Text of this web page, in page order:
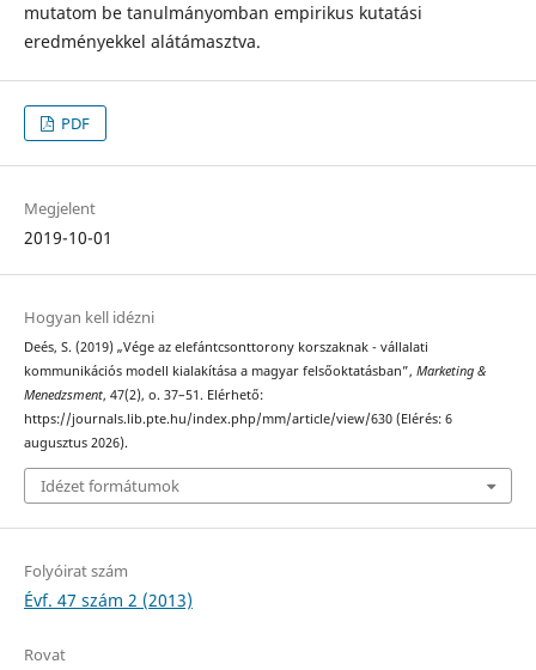
mutatom be tanulmányomban empirikus kutatási
eredményekkel alátámasztva.
PDF
Megjelent
2019-10-01
Hogyan kell idézni
Deés, S. (2019) „Vége az elefántcsonttorony korszaknak - vállalati
kommunikációs modell kialakítása a magyar felsőoktatásban”, Marketing &
Menedzsment, 47(2), o. 37–51. Elérhető:
https://journals.lib.pte.hu/index.php/mm/article/view/630 (Elérés: 6
augusztus 2026).
Idézet formátumok
Folyóirat szám
Évf. 47 szám 2 (2013)
Rovat